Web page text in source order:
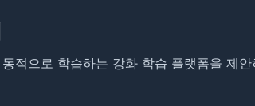
적으로 학습하는 강화 학습 플랫폼을 제